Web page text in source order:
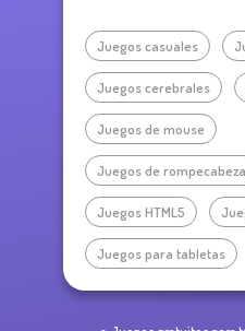
Juegos casuales
Juegos cerebrales
Juegos de mouse
Juegos de
Juegos HTML5
Juegos para tabletas